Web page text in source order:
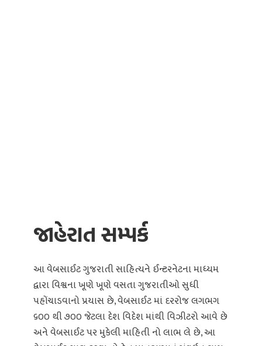
જાહેરાત સમ્પર્ક
આ વેબસાઈટ ગુજરાતી સાહિત્યને ઈન્ટરનેટના માધ્યમ
દ્વારા વિશ્વના ખૂણે ખૂણે વસતા ગુજરાતીઓ સુધી
પહોંચાડવાનો પ્રયાસ છે, વેબસાઈટ માં દરરોજ લગભગ
૬૦૦ થી ૭૦૦ જેટલા દેશ વિદેશ માંથી વિઝીટરો આવે છે
અને વેબસાઈટ પર મુકેલી માહિતી નો લાભ લે છે, આ